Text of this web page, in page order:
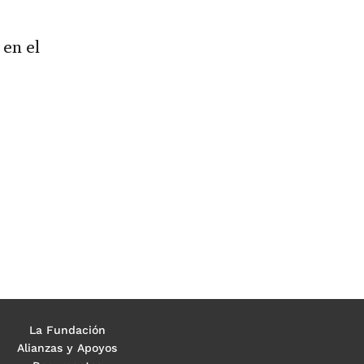
el
La Fundación
Alianzas y Apoyos